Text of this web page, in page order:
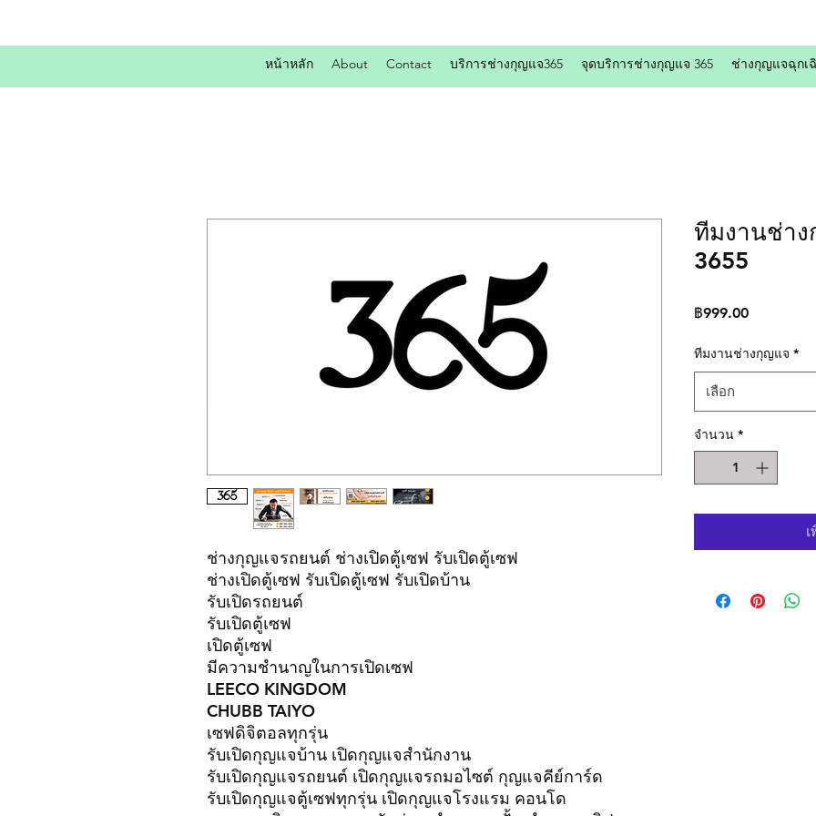
หน้าหลัก About Contact บริการช่างกุญแจ365 จุดบริการช่างกุญแจ 365 ช่างกุญแจฉุกเ
ช่างกุญแจรถยนต์ ช่างเปิดตู้เซฟ รับเปิดตู้เซฟ
ช่างเปิดตู้เซฟ รับเปิดตู้เซฟ รับเปิดบ้าน
รับเปิดรถยนต์
รับเปิดตู้เซฟ
เปิดตู้เซฟ
มีความชำนาญในการเปิดเซฟ
LEECO KINGDOM
CHUBB TAIYO
เซฟดิจิตอลทุกรุ่น
รับเปิดกุญแจบ้าน เปิดกุญแจสำนักงาน
รับเปิดกุญแจรถยนต์ เปิดกุญแจรถมอไซต์ กุญแจคีย์การ์ด
รับเปิดกุญแจตู้เซฟทุกรุ่น เปิดกุญแจโรงแรม คอนโด
ทีมงานช่า
3655
฿999.00ราคา
ทีมงานช่างกุญแจ *
เลือก
จำนวน *